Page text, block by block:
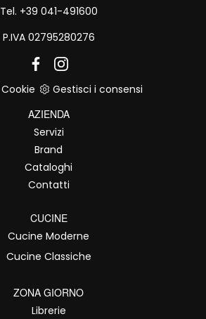
Tel. +39 041-491600
P.IVA 02795280276
Cookie
Gestisci i consensi
AZIENDA
Servizi
Brand
Cataloghi
Contatti
CUCINE
Cucine Moderne
Cucine Classiche
ZONA GIORNO
Librerie